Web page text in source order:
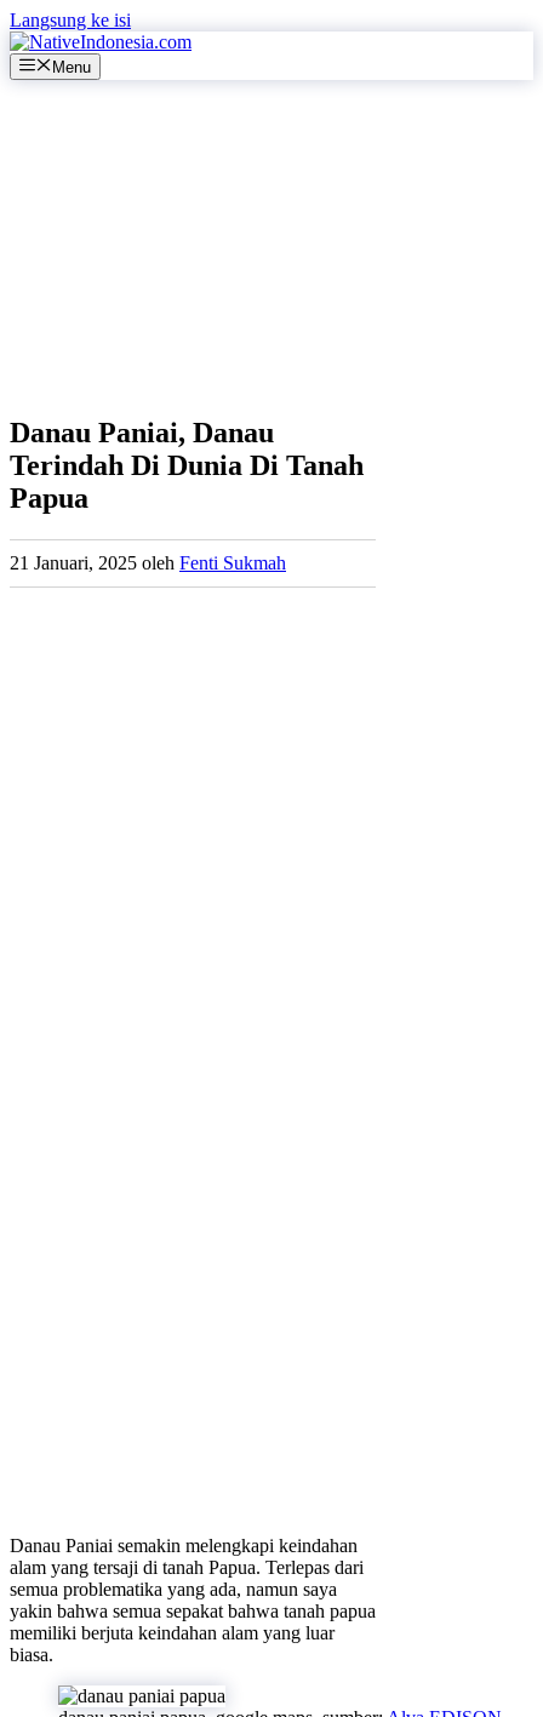
Langsung ke isi
Menu
Danau Paniai, Danau
Terindah Di Dunia Di Tanah
Papua
21 Januari, 2025 oleh Fenti Sukmah
Danau Paniai semakin melengkapi keindahan
alam yang tersaji di tanah Papua. Terlepas dari
semua problematika yang ada, namun saya
yakin bahwa semua sepakat bahwa tanah papua
memiliki berjuta keindahan alam yang luar
biasa.